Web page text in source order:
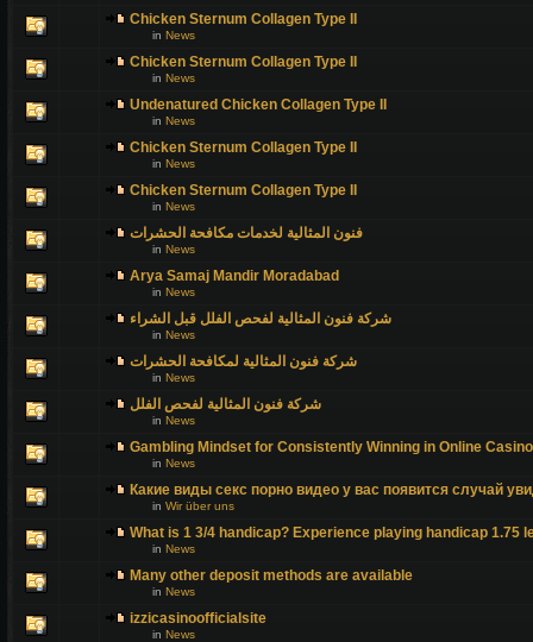
Chicken Sternum Collagen Type II
in News
Chicken Sternum Collagen Type II
in News
Undenatured Chicken Collagen Type II
in News
Chicken Sternum Collagen Type II
in News
Chicken Sternum Collagen Type II
in News
فنون المثالية لخدمات مكافحة الحشرات
in News
Arya Samaj Mandir Moradabad
in News
شركة فنون المثالية لفحص الفلل قبل الشراء
in News
شركة فنون المثالية لمكافحة الحشرات
in News
شركة فنون المثالية لفحص الفلل
in News
Gambling Mindset for Consistently Winning in Online
in News
Какие виды секс порно видео у вас появится случай
in Wir über uns
What is 1 3/4 handicap? Experience playing handicap 1.75
in News
Many other deposit methods are available
in News
izzicasinoofficialsite
in News